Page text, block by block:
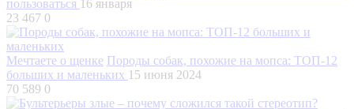
пользоваться 16 января
23 467 0
Мечтаете о щенке Породы собак, похожие на мопса: ТОП-12
больших и маленьких 15 июня 2024
70 589 0